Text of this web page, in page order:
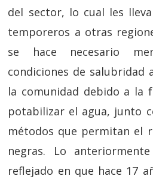
del sector, lo cual les
temporeros a otras
se hace necesario
condiciones de salubridad
la comunidad debido a la
potabilizar el agua, junto
métodos que permitan el
negras. Lo
reflejado en que hace 17